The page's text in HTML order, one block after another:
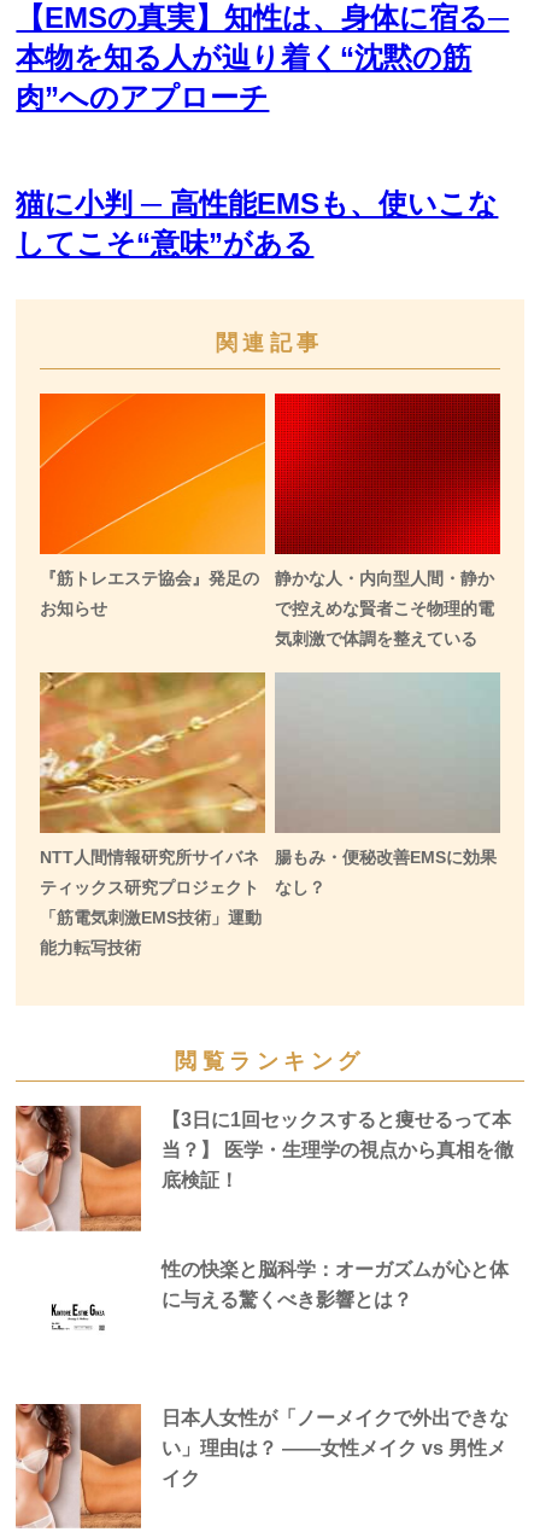
【EMSの真実】知性は、身体に宿る─
本物を知る人が辿り着く“沈黙の筋
肉”へのアプローチ
猫に小判 ─ 高性能EMSも、使いこな
してこそ“意味”がある
関連記事
『筋トレエステ協会』発足の
お知らせ
静かな人・内向型人間・静か
で控えめな賢者こそ物理的電
気刺激で体調を整えている
NTT人間情報研究所サイバネ
ティックス研究プロジェクト
「筋電気刺激EMS技術」運動
能力転写技術
腸もみ・便秘改善EMSに効果
なし？
閲覧ランキング
【3日に1回セックスすると痩せるって本
当？】 医学・生理学の視点から真相を徹
底検証！
性の快楽と脳科学：オーガズムが心と体
に与える驚くべき影響とは？
日本人女性が「ノーメイクで外出できな
い」理由は？ —―女性メイク vs 男性メ
イク